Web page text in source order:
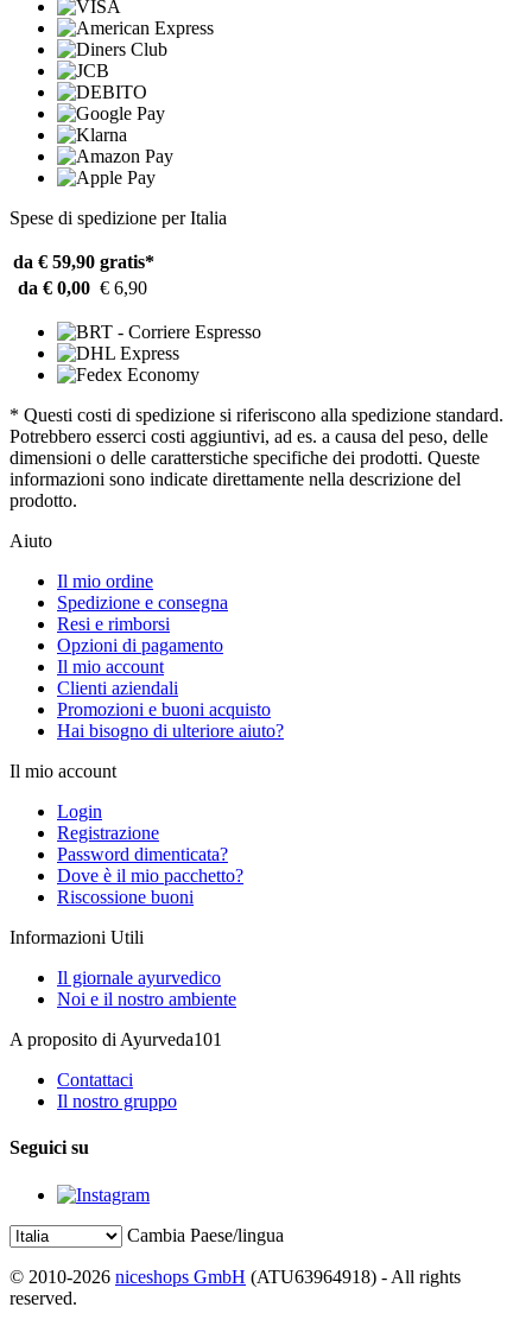
Spese di spedizione per Italia
da € 59,90 gratis*
da € 0,00 € 6,90
* Questi costi di spedizione si riferiscono alla spedizione standard.
Potrebbero esserci costi aggiuntivi, ad es. a causa del peso, delle
dimensioni o delle caratterstiche specifiche dei prodotti. Queste
informazioni sono indicate direttamente nella descrizione del
prodotto.
Aiuto
Il mio ordine
Spedizione e consegna
Resi e rimborsi
Opzioni di pagamento
Il mio account
Clienti aziendali
Promozioni e buoni acquisto
Hai bisogno di ulteriore aiuto?
Il mio account
Login
Registrazione
Password dimenticata?
Dove è il mio pacchetto?
Riscossione buoni
Informazioni Utili
Il giornale ayurvedico
Noi e il nostro ambiente
A proposito di Ayurveda101
Contattaci
Il nostro gruppo
Seguici su
Cambia Paese/lingua
© 2010-2026 niceshops GmbH (ATU63964918) - All rights
reserved.